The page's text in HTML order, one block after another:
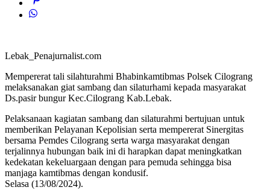
Lebak_Penajurnalist.com
Mempererat tali silahturahmi Bhabinkamtibmas Polsek Cilograng
melaksanakan giat sambang dan silaturhami kepada masyarakat
Ds.pasir bungur Kec.Cilograng Kab.Lebak.
Pelaksanaan kagiatan sambang dan silaturahmi bertujuan untuk
memberikan Pelayanan Kepolisian serta mempererat Sinergitas
bersama Pemdes Cilograng serta warga masyarakat dengan
terjalinnya hubungan baik ini di harapkan dapat meningkatkan
kedekatan kekeluargaan dengan para pemuda sehingga bisa
manjaga kamtibmas dengan kondusif.
Selasa (13/08/2024).